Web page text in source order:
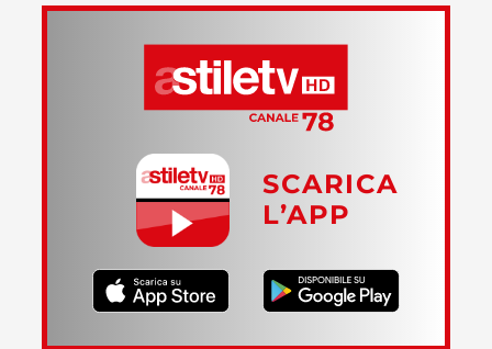
SCARICA
L’APP